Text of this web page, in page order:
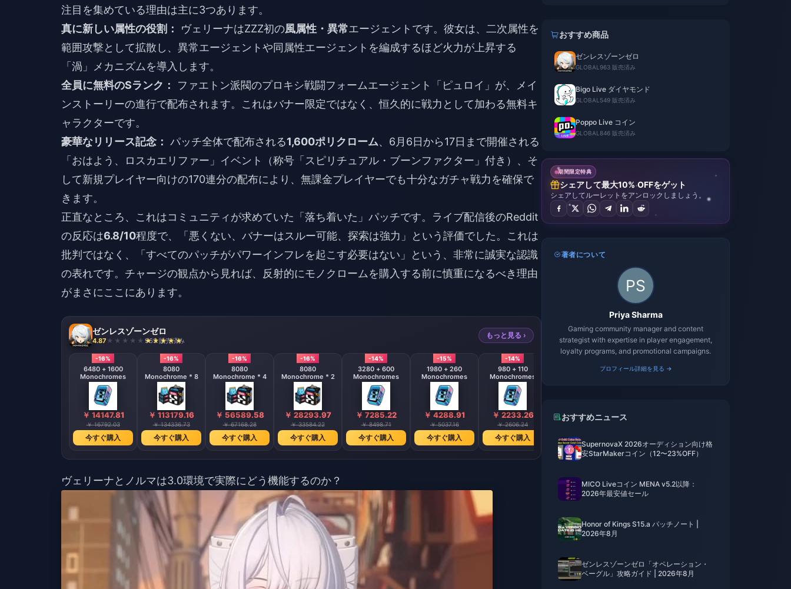
注目を集めている理由は主に3つあります。
真に新しい属性の役割：
ヴェリーナはZZZ初の風属性・異常エージェントです。彼女は、二次属性を
範囲攻撃として拡散し、異常エージェントや同属性エージェントを編成するほど火力が上昇する
「渦」メカニズムを導入します。
全員に無料のSランク：
ファエトン派閥のプロキシ戦闘フォームエージェント「ピュロイ」が、メイ
ンストーリーの進行で配布されます。これはバナー限定ではなく、恒久的に戦力として加わる無料キ
ャラクターです。
豪華なリリース記念： パッチ全体で配布される1,600ポリクローム、6月6日から17日まで開催される
「おはよう、ロスカエリファー」イベント（称号「スピリチュアル・ブーンファクター」付き）、そ
して新規プレイヤー向けの170連分の配布により、無課金プレイヤーでも十分なガチャ戦力を確保で
きます。
正直なところ、これはコミュニティが求めていた「落ち着いた」パッチです。ライブ配信後のReddit
の反応は6.8/10程度で、「悪くない、バナーはスルー可能、探索は強力」という評価でした。これは
批判ではなく、「すべてのパッチがパワーインフレを起こす必要はない」という、非常に誠実な認識
の表れです。チャージの観点から見れば、反射的にモノクロームを購入する前に慎重になるべき理由
がまさにここにあります。
ゼンレスゾーンゼロ
4.87 963 販売済み
もっと見る ›
-16%
6480 + 1600
Monochromes
￥ 14147.81
￥ 16792.03
今すぐ購入
-16%
8080
Monochrome * 8
￥ 113179.16
￥ 134336.73
今すぐ購入
-16%
8080
Monochrome * 4
￥ 56589.58
￥ 67168.28
今すぐ購入
-16%
8080
Monochrome * 2
￥ 28293.97
￥ 33584.22
今すぐ購入
-14%
3280 + 600
Monochromes
￥ 7285.22
￥ 8498.71
今すぐ購入
-15%
1980 + 260
Monochromes
￥ 4288.91
￥ 5037.16
今すぐ購入
-14%
980 + 110
Monochromes
￥ 2233.26
￥ 2606.24
今すぐ購入
￥ 720.30
￥ 840.02
今すぐ購入
60 Monochromes
ヴェリーナとノルマは3.0環境で実際にどう機能するのか？
おすすめ商品
ゼンレスゾーンゼロ
GLOBAL 963 販売済み
Bigo Live ダイヤモンド
GLOBAL 549 販売済み
Poppo Live コイン
GLOBAL 846 販売済み
期間限定特典
シェアして最大10% OFFをゲット
シェアしてルーレットをアンロックしましょう。
著者について
Priya Sharma
Gaming community manager and content
strategist with expertise in player engagement,
loyalty programs, and promotional campaigns.
プロフィール詳細を見る →
おすすめニュース
SupernovaX 2026オーディション向け格
安StarMakerコイン（12〜23%OFF）
MICO Liveコイン MENA v5.2以降：
2026年最安値セール
Honor of Kings S15.a パッチノート |
2026年8月
ゼンレスゾーンゼロ「オペレーション・
ベーグル」攻略ガイド | 2026年8月